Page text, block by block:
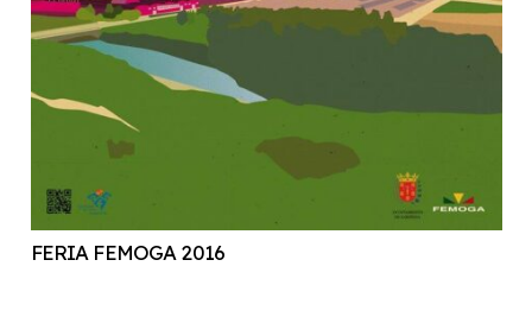
FERIA FEMOGA 2016